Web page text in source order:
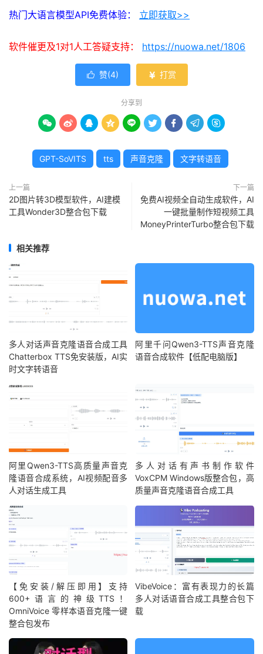
热门大语言模型API免费体验： 立即获取>>
软件催更及1对1人工答疑支持： https://nuowa.net/1806
 赞(4)  打赏
分享到
        
GPT-SoVITS tts 声音克隆 文字转语音
上一篇
2D图片转3D模型软件，AI建模
工具Wonder3D整合包下载
下一篇
免费AI视频全自动生成软件，AI
一键批量制作短视频工具
MoneyPrinterTurbo整合包下载
相关推荐
多人对话声音克隆语音合成工具
Chatterbox TTS免安装版，AI实
时文字转语音
阿里千问Qwen3-TTS声音克隆
语音合成软件【低配电脑版】
阿里Qwen3-TTS高质量声音克
隆语音合成系统，AI视频配音多
人对话生成工具
多人对话有声书制作软件
VoxCPM Windows版整合包，高
质量声音克隆语音合成工具
【免安装/解压即用】支持
600+语言的神级TTS！
OmniVoice 零样本语音克隆一键
整合包发布
VibeVoice：富有表现力的长篇
多人对话语音合成工具整合包下
载